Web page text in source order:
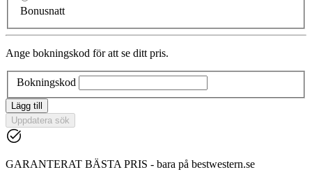
Bonusnatt
Ange bokningskod för att se ditt pris.
Bokningskod
Lägg till
Uppdatera sök
GARANTERAT BÄSTA PRIS - bara på bestwestern.se